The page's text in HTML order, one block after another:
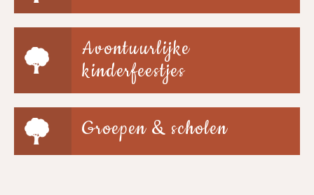
Avontuurlijke
kinderfeestjes
Groepen & scholen